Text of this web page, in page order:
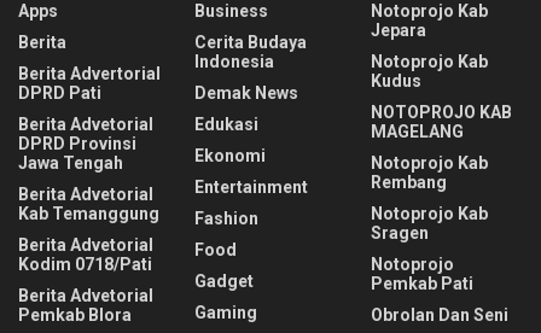
Apps
Berita
Berita Advertorial
DPRD Pati
Berita Advetorial
DPRD Provinsi
Jawa Tengah
Berita Advetorial
Kab Temanggung
Berita Advetorial
Kodim 0718/Pati
Berita Advetorial
Pemkab Blora
Business
Cerita Budaya
Indonesia
Demak News
Edukasi
Ekonomi
Entertainment
Fashion
Food
Gadget
Gaming
Notoprojo Kab
Jepara
Notoprojo Kab
Kudus
NOTOPROJO KAB
MAGELANG
Notoprojo Kab
Rembang
Notoprojo Kab
Sragen
Notoprojo
Pemkab Pati
Obrolan Dan Seni